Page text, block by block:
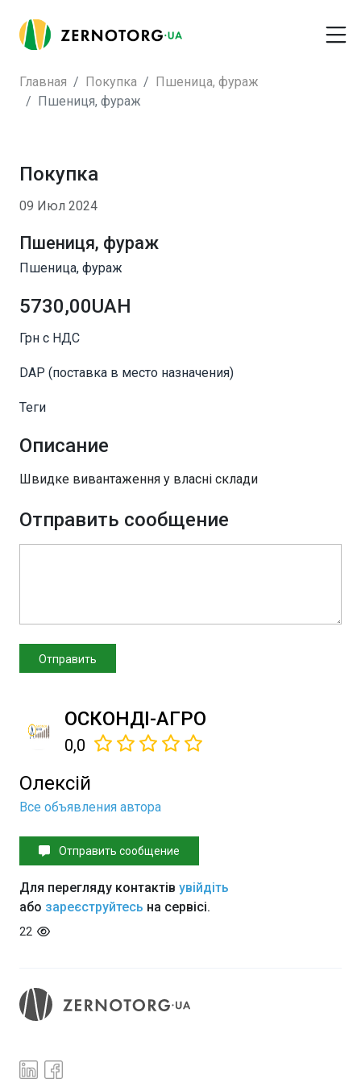
Главная Покупка
Пшеница, фураж
Пшениця, фураж
Покупка
09 Июл 2024
Пшениця, фураж
Пшеница, фураж
5730,00UAH
Грн с НДС
DAP (поставка в место назначения)
Теги
Описание
Швидке вивантаження у власні склади
Отправить сообщение
ОСКОНДІ-АГРО
0,0
Олексій
Все объявления автора
Отправить сообщение
Для перегляду контактів увійдіть
або зареєструйтесь на сервісі.
22